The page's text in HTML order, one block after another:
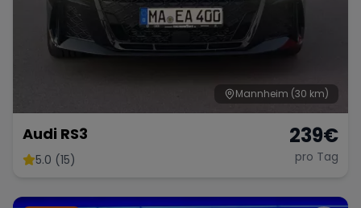
Bentley
Bugatti Maserati
Mannheim (30 km)
Audi RS3
5.0 (15)
239€
pro Tag